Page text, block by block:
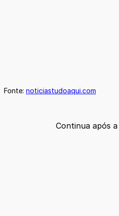
Fonte: noticiastudoaqui.com
Continua após